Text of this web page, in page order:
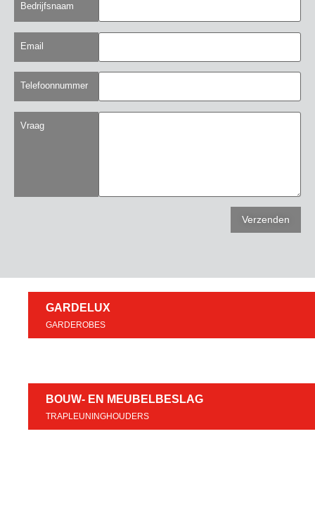
Bedrijfsnaam
Email
Telefoonnummer
Vraag
GARDELUX
GARDEROBES
BOUW- EN MEUBELBESLAG
TRAPLEUNINGHOUDERS